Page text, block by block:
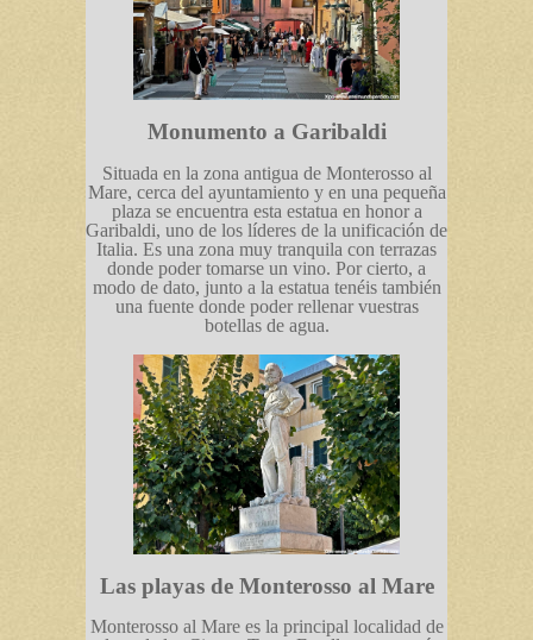
Monumento a Garibaldi
Situada en la zona antigua de Monterosso al
Mare, cerca del ayuntamiento y en una pequeña
plaza se encuentra esta estatua en honor a
Garibaldi, uno de los líderes de la unificación de
Italia. Es una zona muy tranquila con terrazas
donde poder tomarse un vino. Por cierto, a
modo de dato, junto a la estatua tenéis también
una fuente donde poder rellenar vuestras
botellas de agua.
Las playas de Monterosso al Mare
Monterosso al Mare es la principal localidad de